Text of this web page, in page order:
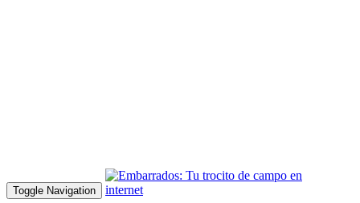
Toggle Navigation